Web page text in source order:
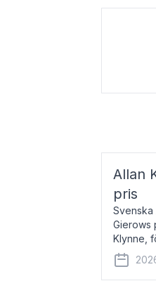
Allan
pris
Svenska
Gierows
Klynne,
antikens